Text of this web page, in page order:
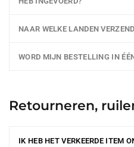
NAAR WELKE LANDEN
WORD MIJN BESTELLING IN
Retourneren,
IK HEB HET VERKEERDE ITEM